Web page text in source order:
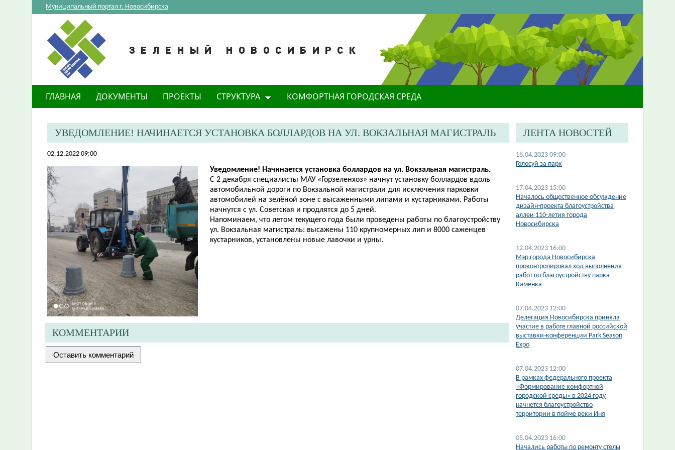
Муниципальный портал г. Новосибирска
ГЛАВНАЯ ДОКУМЕНТЫ ПРОЕКТЫ СТРУКТУРА КОМФОРТНАЯ ГОРОДСКАЯ СРЕДА
​УВЕДОМЛЕНИЕ! НАЧИНАЕТСЯ УСТАНОВКА БОЛЛАРДОВ НА УЛ. ВОКЗАЛЬНАЯ МАГИСТРАЛЬ
02.12.2022 09:00
Уведомление! Начинается установка боллардов на ул. Вокзальная магистраль​.
С 2 декабря специалисты МАУ «Горзеленхоз» начнут установку боллардов вдоль
автомобильной дороги по Вокзальной магистрали для исключения парковки
автомобилей на зелёной зоне с высаженными липами и кустарниками. Работы
начнутся с ул. Советская и продлятся до 5 дней.
Напоминаем, что летом текущего года были проведены работы по благоустройству
ул. Вокзальная магистраль: высажены 110 крупномерных лип и 8000 саженцев
кустарников, установлены новые лавочки и урны.
КОММЕНТАРИИ
ЛЕНТА НОВОСТЕЙ
18.04.2023 09:00
​Голосуй за парк
17.04.2023 15:00
Началось общественное обсуждение
дизайн-проекта благоустройства
аллеи 110-летия города
Новосибирска
12.04.2023 16:00
Мэр города Новосибирска
проконтролировал ход выполнения
работ по благоустройству парка
Каменка
07.04.2023 12:00
Делегация Новосибирска приняла
участие в работе главной российской
выставки-конференции Park Season
Expo
07.04.2023 12:00
В рамках федерального проекта
«Формирование комфортной
городской среды» в 2024 году
начнется благоустройство
территории в пойме реки Иня
05.04.2023 16:00
Начались работы по ремонту стелы